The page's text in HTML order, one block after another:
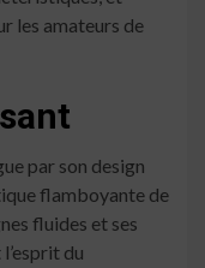
les amateurs de
par son design
flamboyante de
fluides et ses
du